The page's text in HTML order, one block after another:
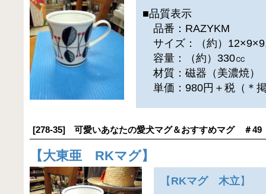
■品質表示
品番：RAZYKM
サイズ：（約）
容量：（約）330㏄
材質：磁器（美濃焼）
単価：980円＋税（＊
[278-35] 可愛いあなたの愛犬マグ＆おすすめマグ ＃49
【大東亜 RKマグ】
【 RKマグ 木立 】